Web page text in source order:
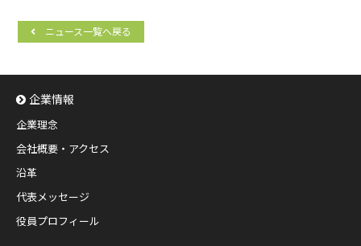
ニュース一覧へ戻る
企業情報
企業理念
会社概要・アクセス
沿革
代表メッセージ
役員プロフィール